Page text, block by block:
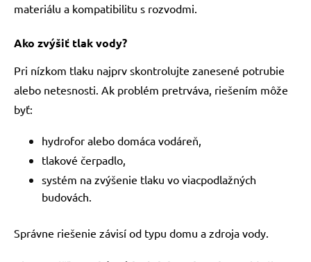
materiálu a kompatibilitu s rozvodmi.
Ako zvýšiť tlak vody?
Pri nízkom tlaku najprv skontrolujte zanesené potrubie
alebo netesnosti. Ak problém pretrváva, riešením môže
byť:
hydrofor alebo domáca vodáreň,
tlakové čerpadlo,
systém na zvýšenie tlaku vo viacpodlažných
budovách.
Správne riešenie závisí od typu domu a zdroja vody.